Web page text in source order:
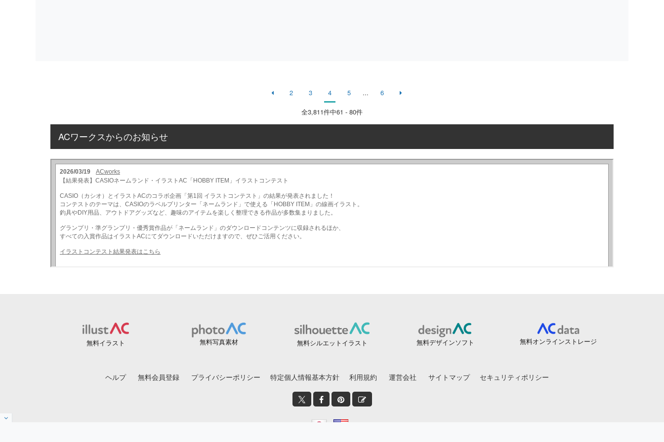
2 3 4 5 ... 6
全3,811件中61 - 80件
ACワークスからのお知らせ
無料イラスト 無料写真素材 無料シルエットイラスト 無料デザインソフト 無料オンラインストレージ
ヘルプ 無料会員登録 プライバシーポリシー 特定個人情報基本方針 利用規約 運営会社 サイトマップ セキュリティポリシー